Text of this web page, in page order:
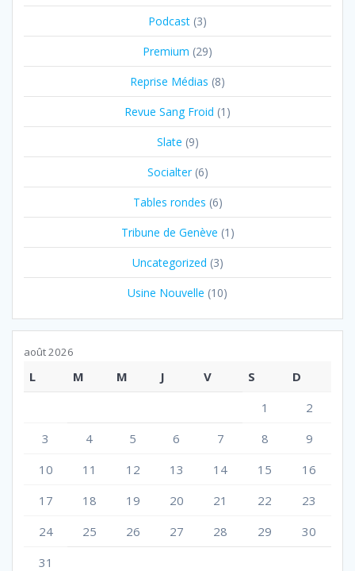
Podcast (3)
Premium (29)
Reprise Médias (8)
Revue Sang Froid (1)
Slate (9)
Socialter(6)
Tables rondes (6)
Tribune de Genève (1)
Uncategorized (3)
Usine Nouvelle (10)
août 2026
L M M J V S
D
1
2
3
4 5 6 7 8
9
10
11 12 13 14 15
16
17
18 19 20 21 22
23
24
25 26 27 28 29
30
31